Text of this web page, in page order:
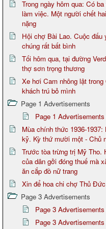
Trong ngày hôm qua: Có
làm việc. Một người chết
nặng
Hội chợ Bài Lao. Cuộc đấu
chúng rất bất bình
Tối hôm qua, tại đường
thợ sơn trọng thương
Xe hơi Cam nhông lật
khách trú bỏ mình
Page 1 Advertisements
Page 1
Mùa chính thức 1936-
kỹ. Kỳ thứ mười một - Chủ
Trước tòa trừng trị Mỹ Tho.
của dân gởi đóng thuế mà
ăn cắp đồ nữ trang
Xin để hoa chi chợ Thủ
Page 3 Advertisements
Page 3
Page 3